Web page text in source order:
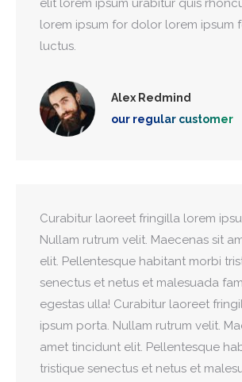
Alex Redmind
our regular customer
elit lorem ipsum urabitur quis
lorem ipsum for dolor lorem ipsum
luctus.
Curabitur laoreet fringilla lorem
Nullam rutrum velit. Maecenas sit
elit. Pellentesque habitant morbi
senectus et netus et malesuada
egestas ulla! Curabitur laoreet
ipsum porta. Nullam rutrum velit.
amet tincidunt elit. Pellentesque
tristique senectus et netus et